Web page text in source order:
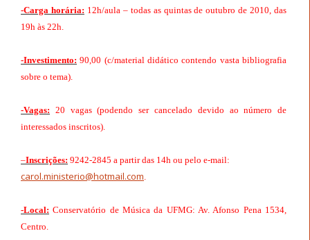
-Carga horária: 12h/aula – todas as quintas de outubro de 2010, das
19h às 22h.
-Investimento: 90,00 (c/material didático contendo vasta bibliografia
sobre o tema).
-Vagas: 20 vagas (podendo ser cancelado devido ao número de
interessados inscritos).
–Inscrições: 9242-2845 a partir das 14h ou pelo e-mail:
carol.ministerio@hotmail.com
-Local: Conservatório de Música da UFMG: Av. Afonso Pena 1534,
Centro.